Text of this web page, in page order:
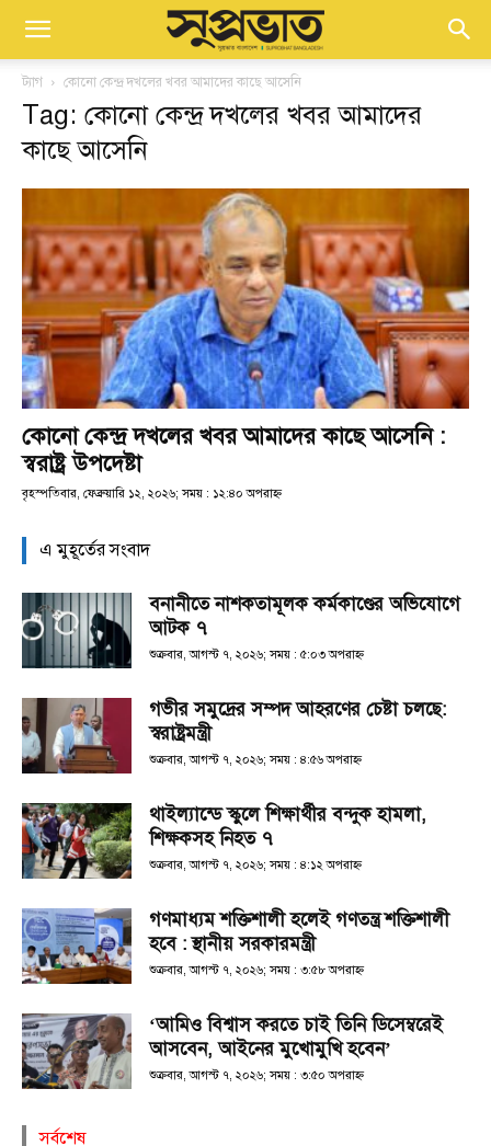
ট্যাগ কোনো কেন্দ্র দখলের খবর আমাদের কাছে আসেনি
Tag: কোনো কেন্দ্র দখলের খবর আমাদের
কাছে আসেনি
কোনো কেন্দ্র দখলের খবর আমাদের কাছে আসেনি :
স্বরাষ্ট্র উপদেষ্টা
বৃহস্পতিবার, ফেব্রুয়ারি ১২, ২০২৬; সময় : ১২:৪০ অপরাহ্ণ
এ মুহূর্তের সংবাদ
বনানীতে নাশকতামূলক কর্মকাণ্ডের অভিযোগে
আটক ৭
শুক্রবার, আগস্ট ৭, ২০২৬; সময় : ৫:০৩ অপরাহ্ণ
গভীর সমুদ্রের সম্পদ আহরণের চেষ্টা চলছে:
স্বরাষ্ট্রমন্ত্রী
শুক্রবার, আগস্ট ৭, ২০২৬; সময় : ৪:৫৬ অপরাহ্ণ
থাইল্যান্ডে স্কুলে শিক্ষার্থীর বন্দুক হামলা,
শিক্ষকসহ নিহত ৭
শুক্রবার, আগস্ট ৭, ২০২৬; সময় : ৪:১২ অপরাহ্ণ
গণমাধ্যম শক্তিশালী হলেই গণতন্ত্র শক্তিশালী
হবে : স্থানীয় সরকারমন্ত্রী
শুক্রবার, আগস্ট ৭, ২০২৬; সময় : ৩:৫৮ অপরাহ্ণ
‘আমিও বিশ্বাস করতে চাই তিনি ডিসেম্বরেই
আসবেন, আইনের মুখোমুখি হবেন’
শুক্রবার, আগস্ট ৭, ২০২৬; সময় : ৩:৫০ অপরাহ্ণ
সর্বশেষ